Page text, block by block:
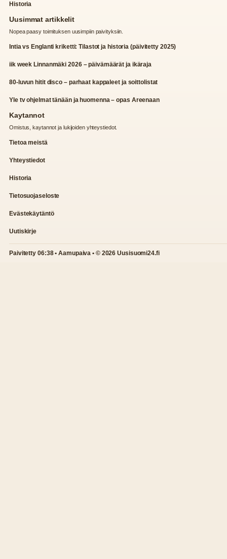
Historia
Uusimmat artikkelit
Nopea paasy toimituksen uusimpiin paivityksiin.
Intia vs Englanti kriketti: Tilastot ja historia (päivitetty 2025)
iik week Linnanmäki 2026 – päivämäärät ja ikäraja
80-luvun hitit disco – parhaat kappaleet ja soittolistat
Yle tv ohjelmat tänään ja huomenna – opas Areenaan
Kaytannot
Omistus, kaytannot ja lukijoiden yhteystiedot.
Tietoa meistä
Yhteystiedot
Historia
Tietosuojaseloste
Evästekäytäntö
Uutiskirje
Paivitetty 06:38 • Aamupaiva • © 2026 Uusisuomi24.fi